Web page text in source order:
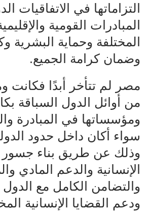
التزاماتها في الاتفاقيات
المبادرات القومية
المختلفة وحماية البشرية
وضمان كرامة الجميع.
مصر لم تتأخر أبدًا فكانت
من أوائل الدول السباقة
ومؤسساتها في المبادرة
سواء أكان داخل حدود
وذلك عن طريق بناء جسور
الإنسانية والدعم المادي
والتضامن الكامل مع
ودعم القضايا الإنسانية